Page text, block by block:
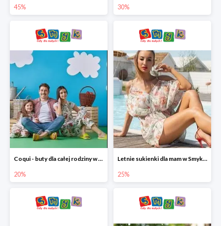
45% 30%
Coqui - buty dla całej rodziny w Smyku do -20%
20%
Letnie sukienki dla mam w Smyku do -25%
25%